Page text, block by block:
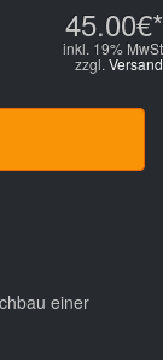
45.00€*
inkl. 19% MwSt
zzgl. Versand
einer